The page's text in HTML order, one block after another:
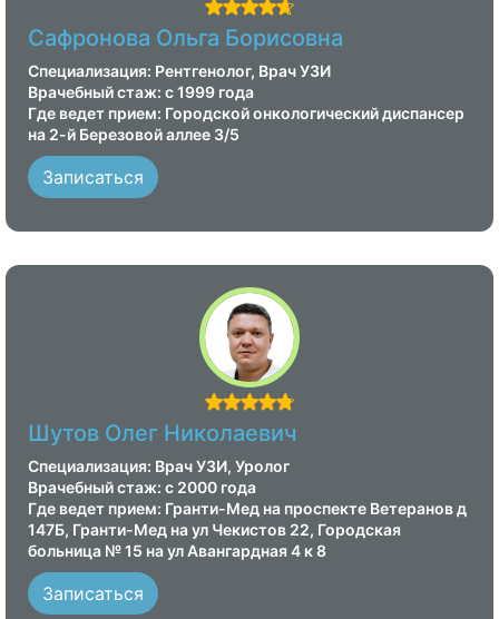
Сафронова Ольга Борисовна
Специализация: Рентгенолог, Врач УЗИ
Врачебный стаж: с 1999 года
Где ведет прием: Городской онкологический диспансер
на 2-й Березовой аллее 3/5
Записаться
Шутов Олег Николаевич
Специализация: Врач УЗИ, Уролог
Врачебный стаж: с 2000 года
Где ведет прием: Гранти-Мед на проспекте Ветеранов д
147Б, Гранти-Мед на ул Чекистов 22, Городская
больница № 15 на ул Авангардная 4 к 8
Записаться